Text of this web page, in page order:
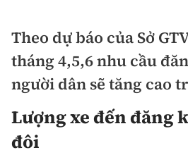
Thời sự
Chính trị
Xã hội
Chuyện dọc đường
Xây dựng
Quy hoạch kiến trúc
Giao thông
Quản lý
Kinh tế
Theo dự báo của Sở
tháng 4,5,6 nhu cầu
người dân sẽ tăng cao
Lượng xe đến đăng
đôi